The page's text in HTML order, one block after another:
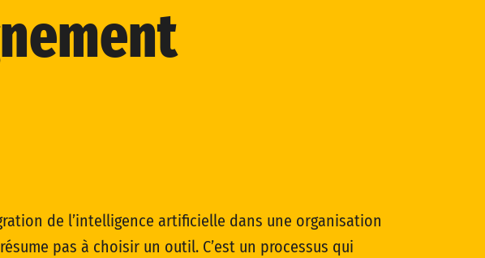
de l’intelligence artificielle dans une organisation
pas à choisir un outil. C’est un processus qui